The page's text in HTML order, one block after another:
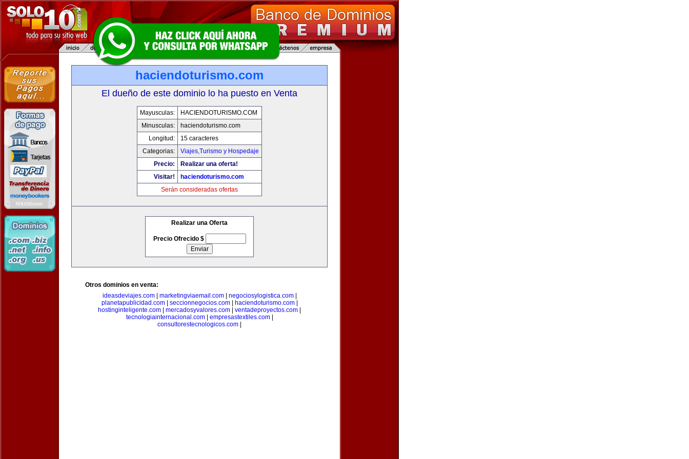
haciendoturismo.com
El dueño de este dominio lo ha puesto en Venta
Mayusculas:
HACIENDOTURISMO.COM
Minusculas:
haciendoturismo.com
Longitud:
15 caracteres
Categorias:
Viajes,Turismo y Hospedaje
Precio:
Realizar una oferta!
Visitar!
haciendoturismo.com
Serán consideradas ofertas
Realizar una Oferta
Precio Ofrecido $
Otros dominios en venta:
ideasdeviajes.com| marketingviaemail.com| negociosylogistica.com|
planetapublicidad.com| seccionnegocios.com| haciendoturismo.com|
hostinginteligente.com
mercadosyvalores.com ventadeproyectos.com
tecnologiainternacional.com| empresastextiles.com|
consultorestecnologicos.com